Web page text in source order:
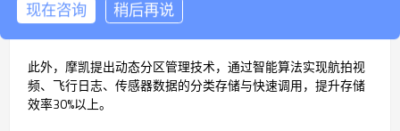
率提升至1.5GB/s，同时支持2TB以上存储容量，满足未来5年
无人机数据处理需求。
此外，摩凯提出动态分区管理技术，通过智能算法实现航拍视
频、飞行日志、传感器数据的分类存储与快速调用，提升存储
效率30%以上。
现在咨询 稍后再说